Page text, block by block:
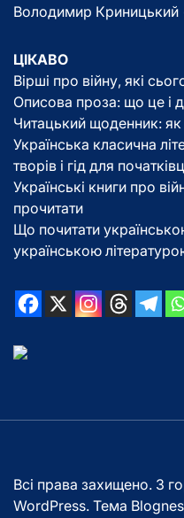
Володимир Криницький
ЦІКАВО
Вірші про війну, які
Описова проза: що це і
Читацький щоденник: як
Українська класична
творів і гід для
Українські книги про
прочитати
Що почитати
українською
Всі права захищено. З
WordPress. Тема